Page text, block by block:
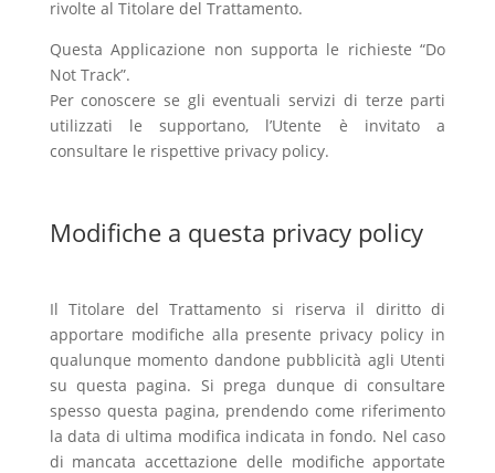
rivolte al Titolare del Trattamento.
Questa Applicazione non supporta le richieste “Do
Not Track”.
Per conoscere se gli eventuali servizi di terze parti
utilizzati le supportano, l’Utente è invitato a
consultare le rispettive privacy policy.
Modifiche a questa privacy policy
Il Titolare del Trattamento si riserva il diritto di
apportare modifiche alla presente privacy policy in
qualunque momento dandone pubblicità agli Utenti
su questa pagina. Si prega dunque di consultare
spesso questa pagina, prendendo come riferimento
la data di ultima modifica indicata in fondo. Nel caso
di mancata accettazione delle modifiche apportate